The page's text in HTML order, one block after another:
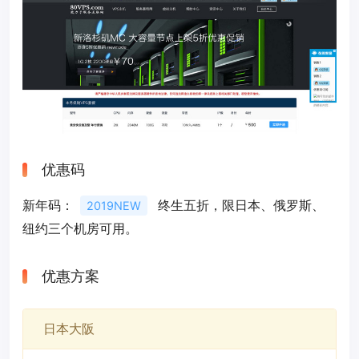
优惠码
新年码： 2019NEW
终生五折，限日本、俄罗斯、
纽约三个机房可用。
优惠方案
日本大阪